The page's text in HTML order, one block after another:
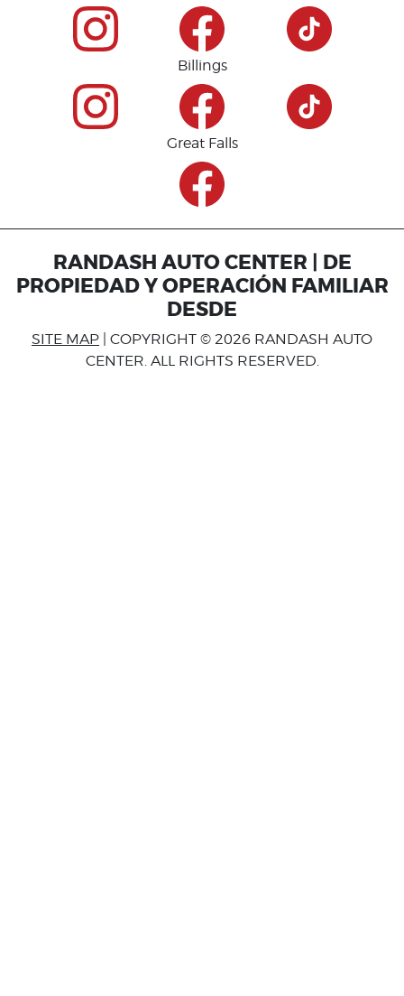
Billings
Great Falls
RANDASH AUTO CENTER | DE
PROPIEDAD Y OPERACIÓN FAMILIAR
DESDE
SITE MAP | COPYRIGHT © 2026 RANDASH AUTO
CENTER. ALL RIGHTS RESERVED.